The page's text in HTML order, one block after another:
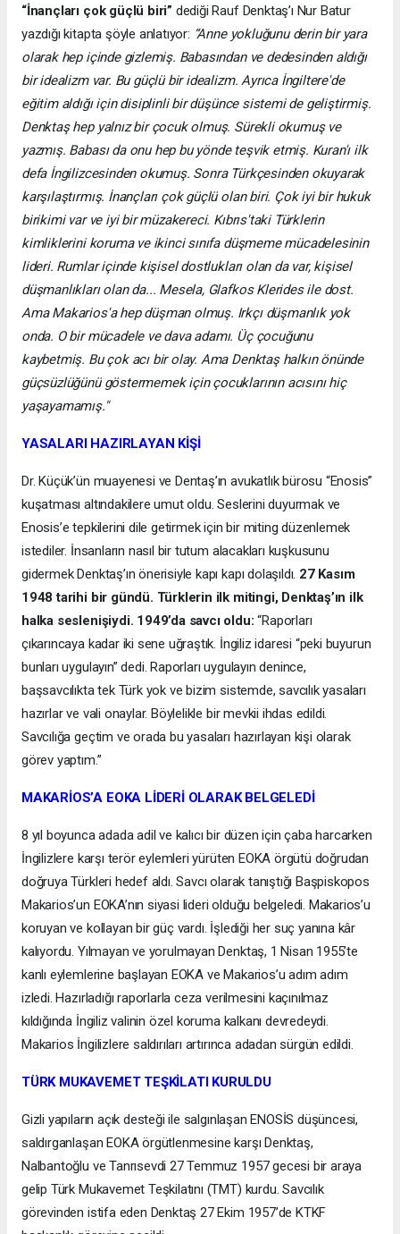
“İnançları çok güçlü biri” dediği Rauf Denktaş’ı Nur Batur
yazdığı kitapta şöyle anlatıyor: “Anne yokluğunu derin bir yara
olarak hep içinde gizlemiş. Babasından ve dedesinden aldığı
bir idealizm var. Bu güçlü bir idealizm. Ayrıca İngiltere'de
eğitim aldığı için disiplinli bir düşünce sistemi de geliştirmiş.
Denktaş hep yalnız bir çocuk olmuş. Sürekli okumuş ve
yazmış. Babası da onu hep bu yönde teşvik etmiş. Kuran'ı ilk
defa İngilizcesinden okumuş. Sonra Türkçesinden okuyarak
karşılaştırmış. İnançları çok güçlü olan biri. Çok iyi bir hukuk
birikimi var ve iyi bir müzakereci. Kıbrıs'taki Türklerin
kimliklerini koruma ve ikinci sınıfa düşmeme mücadelesinin
lideri. Rumlar içinde kişisel dostlukları olan da var, kişisel
düşmanlıkları olan da... Mesela, Glafkos Klerides ile dost.
Ama Makarios'a hep düşman olmuş. Irkçı düşmanlık yok
onda. O bir mücadele ve dava adamı. Üç çocuğunu
kaybetmiş. Bu çok acı bir olay. Ama Denktaş halkın önünde
güçsüzlüğünü göstermemek için çocuklarının acısını hiç
yaşayamamış."
YASALARI HAZIRLAYAN KİŞİ
Dr. Küçük’ün muayenesi ve Dentaş’ın avukatlık bürosu “Enosis”
kuşatması altındakilere umut oldu. Seslerini duyurmak ve
Enosis’e tepkilerini dile getirmek için bir miting düzenlemek
istediler. İnsanların nasıl bir tutum alacakları kuşkusunu
gidermek Denktaş’ın önerisiyle kapı kapı dolaşıldı. 27 Kasım
1948 tarihi bir gündü. Türklerin ilk mitingi, Denktaş’ın ilk
halka seslenişiydi. 1949’da savcı oldu:“Raporları
çıkarıncaya kadar iki sene uğraştık. İngiliz idaresi “peki buyurun
bunları uygulayın” dedi. Raporları uygulayın denince,
başsavcılıkta tek Türk yok ve bizim sistemde, savcılık yasaları
hazırlar ve vali onaylar. Böylelikle bir mevkii ihdas edildi.
Savcılığa geçtim ve orada bu yasaları hazırlayan kişi olarak
görev yaptım.”
MAKARİOS’A EOKA LİDERİ OLARAK BELGELEDİ
8 yıl boyunca adada adil ve kalıcı bir düzen için çaba harcarken
İngilizlere karşı terör eylemleri yürüten EOKA örgütü doğrudan
doğruya Türkleri hedef aldı. Savcı olarak tanıştığı Başpiskopos
Makarios’un EOKA’nın siyasi lideri olduğu belgeledi. Makarios’u
koruyan ve kollayan bir güç vardı. İşlediği her suç yanına kâr
kalıyordu. Yılmayan ve yorulmayan Denktaş, 1 Nisan 1955’te
kanlı eylemlerine başlayan EOKA ve Makarios’u adım adım
izledi. Hazırladığı raporlarla ceza verilmesini kaçınılmaz
kıldığında İngiliz valinin özel koruma kalkanı devredeydi.
Makarios İngilizlere saldırıları artırınca adadan sürgün edildi.
TÜRK MUKAVEMET TEŞKİLATI KURULDU
Gizli yapıların açık desteği ile salgınlaşan ENOSİS düşüncesi,
saldırganlaşan EOKA örgütlenmesine karşı Denktaş,
Nalbantoğlu ve Tanrısevdi 27 Temmuz 1957 gecesi bir araya
gelip Türk Mukavemet Teşkilatını (TMT) kurdu. Savcılık
görevinden istifa eden Denktaş 27 Ekim 1957’de KTKF